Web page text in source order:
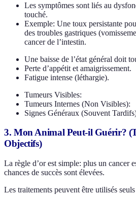
Les symptômes sont liés au
touché.
Exemple: Une toux persistante
des troubles gastriques
cancer de l’intestin.
Une baisse de l’état général doit
Perte d’appétit et amaigrissement.
Fatigue intense (léthargie).
Tumeurs Visibles:
Tumeurs Internes (Non Visibles):
Signes Généraux (Souvent
3. Mon Animal Peut-il Guérir?
Objectifs)
La règle d’or est simple: plus un cancer
chances de succès sont élevées.
Les traitements peuvent être utilisés